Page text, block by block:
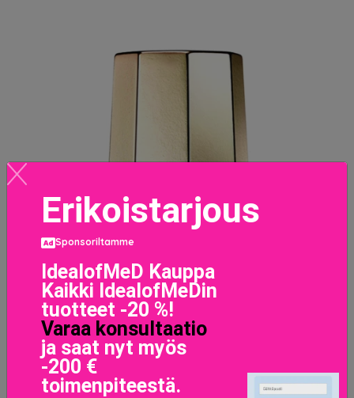
Erikoistarjous
Sponsoriltamme
IdealofMeD Kauppa
Kaikki IdealofMeDin
tuotteet -20 %!
Varaa konsultaatio
ja saat nyt myös
-200 €
toimenpiteestä.